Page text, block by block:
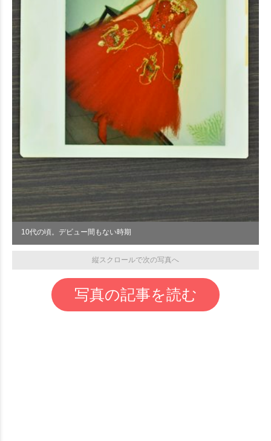
10代の頃。デビュー間もない時期
縦スクロールで次の写真へ
写真の記事を読む